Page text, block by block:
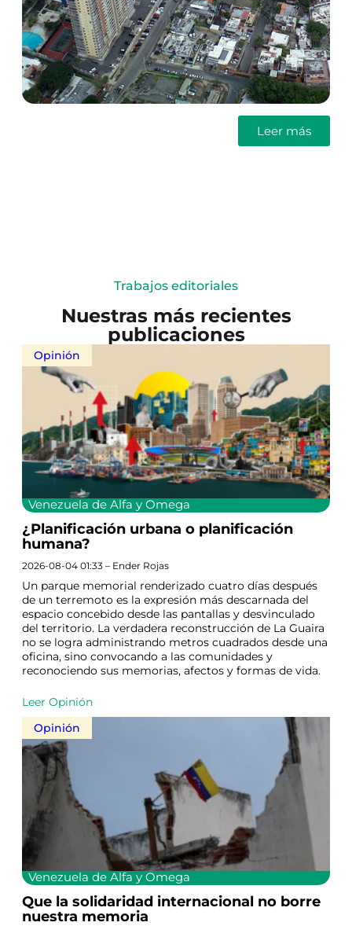
Leer más
Trabajos editoriales
Nuestras más recientes
publicaciones
Opinión
Venezuela de Alfa y Omega
¿Planificación urbana o planificación
humana?
2026-08-04 01:33 – Ender Rojas
Un parque memorial renderizado cuatro días después
de un terremoto es la expresión más descarnada del
espacio concebido desde las pantallas y desvinculado
del territorio. La verdadera reconstrucción de La Guaira
no se logra administrando metros cuadrados desde una
oficina, sino convocando a las comunidades y
reconociendo sus memorias, afectos y formas de vida.
Leer Opinión
Opinión
Venezuela de Alfa y Omega
Que la solidaridad internacional no borre
nuestra memoria